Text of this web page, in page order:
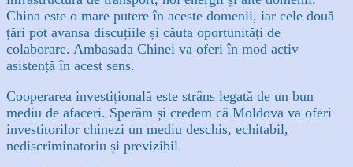
China este o mare putere în aceste domenii, iar cele două
țări pot avansa discuțiile și căuta oportunități de
colaborare. Ambasada Chinei va oferi în mod activ
asistență în acest sens.
Cooperarea investițională este strâns legată de un bun
mediu de afaceri. Sperăm și credem că Moldova va oferi
investitorilor chinezi un mediu deschis, echitabil,
nediscriminatoriu și previzibil.